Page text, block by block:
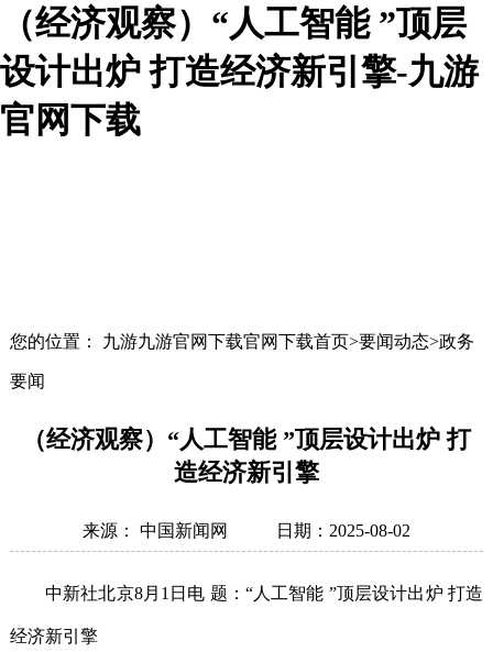
（经济观察）“人工智能 ”顶层
设计出炉 打造经济新引擎-九游
官网下载
您的位置： 九游九游官网下载官网下载首页>要闻动态>政务
要闻
（经济观察）“人工智能 ”顶层设计出炉 打
造经济新引擎
来源： 中国新闻网 日期：2025-08-02
中新社北京8月1日电 题：“人工智能 ”顶层设计出炉 打造
经济新引擎